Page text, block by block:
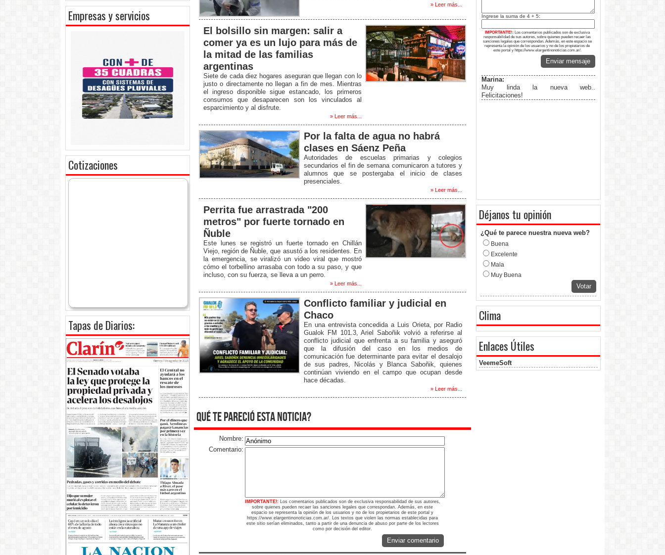
Empresas y servicios
Cotizaciones
Tapas de Diarios:
» Leer más...
El bolsillo sin margen: salir a
comer ya es un lujo para más de
la mitad de las familias
argentinas
Siete de cada diez hogares aseguran que llegan con lo
justo o directamente no llegan a fin de mes. Mientras
el ingreso disponible sigue estancado, los primeros
consumos que desaparecen son los vinculados al
esparcimiento y al disfrute.
» Leer más...
Por la falta de agua no habrá
clases en Sáenz Peña
Autoridades de escuelas primarias y colegios
secundarios el fin de semana comunicaron a tutores y
alumnos que se postergaba el inicio de clases
presenciales.
» Leer más...
Perrita fue arrastrada "200
metros" por fuerte tornado en
Ñuble
Este lunes se registró un fuerte tornado en Chillán
Viejo, región de Ñuble, que asustó a los residentes. En
la emergencia, se viralizó un video viral que mostró
cómo el torbellino arrasaba con todo a su paso, y que
incluso, con su fuerza, se lleva a un perro.
» Leer más...
Conflicto familiar y judicial en
Chaco
En una entrevista concedida a Luis Orieta, por Radio
Gualok FM 101.3, Ariel Saboñik volvió a referirse al
conflicto judicial que enfrenta a su familia y aseguró
que la difusión del caso en los medios de
comunicación fue determinante para evitar el desalojo
de sus padres, Nicolás y Blanca Saboñik, quienes
continúan viviendo en el campo que ocupan desde
hace décadas.
» Leer más...
qué te pareció esta noticia?
Nombre:
Comentario:
IMPORTANTE!:
Los comentarios publicados son de exclusiva responsabilidad de sus autores,
sobre quienes pueden recaer las sanciones legales que correspondan. Además, en este
espacio se representa la opinión de los usuarios y no de los propietarios de este portal y
https://www.elargentinonoticias.com.ar/. Los textos que violen las normas establecidas para
este sitio serían eliminados, tanto a partir de una denuncia de abuso por parte de los lectores
como por decisión del editor.
Enviar comentario
Ingrese la suma de 4 + 5:
IMPORTANTE!: Los comentarios publicados son de exclusiva
responsabilidad de sus autores, sobre quienes pueden recaer las
sanciones legales que correspondan. Además, en este espacio se
representa la opinión de los usuarios y no de los propietarios de
este portal y https://www.elargentinonoticias.com.ar/.
Enviar mensaje
Marina:
Muy linda la nueva web..
Felicitaciones!
Déjanos tu opinión
¿Qué te parece nuestra nueva web?
Buena
Excelente
Mala
Muy Buena
Votar
Clima
Enlaces Útiles
VeemeSoft